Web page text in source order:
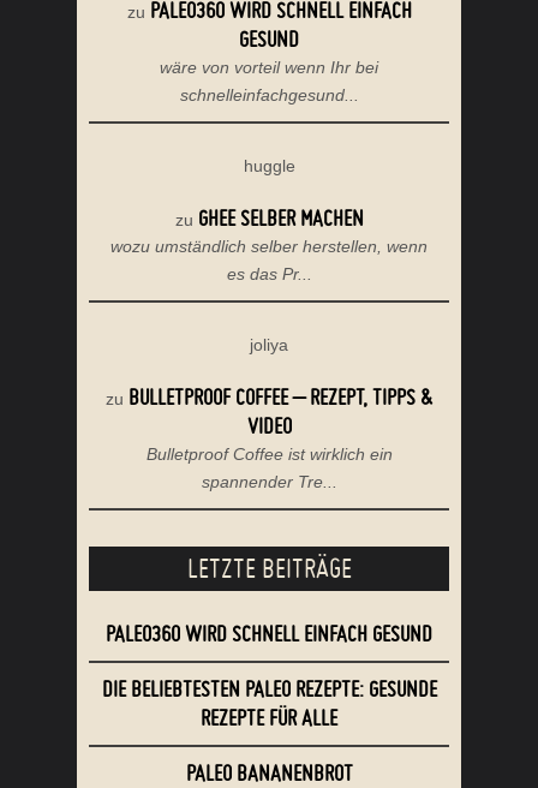
zu PALEO360 WIRD SCHNELL EINFACH
GESUND
wäre von vorteil wenn Ihr bei
schnelleinfachgesund...
huggle
zu GHEE SELBER MACHEN
wozu umständlich selber herstellen, wenn
es das Pr...
joliya
zu BULLETPROOF COFFEE – REZEPT, TIPPS &
VIDEO
Bulletproof Coffee ist wirklich ein
spannender Tre...
LETZTE BEITRÄGE
PALEO360 WIRD SCHNELL EINFACH GESUND
DIE BELIEBTESTEN PALEO REZEPTE: GESUNDE
REZEPTE FÜR ALLE
PALEO BANANENBROT